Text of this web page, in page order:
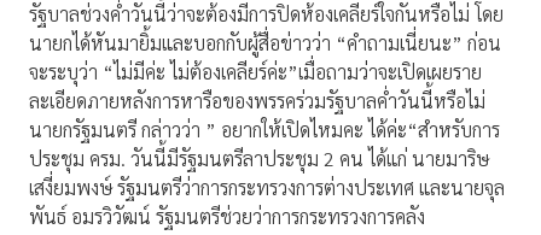
รัฐบาลช่วงค่ำวันนี้ว่าจะต้องมีการปิดห้องเคลียร์ใจกันหรือไม่ โดย
นายกได้หันมายิ้มและบอกกับผู้สื่อข่าวว่า “คำถามเนี่ยนะ” ก่อน
จะระบุว่า “ไม่มีค่ะ ไม่ต้องเคลียร์ค่ะ”เมื่อถามว่าจะเปิดเผยราย
ละเอียดภายหลังการหารือของพรรคร่วมรัฐบาลค่ำวันนี้หรือไม่
นายกรัฐมนตรี กล่าวว่า ” อยากให้เปิดไหมคะ ได้ค่ะ“สำหรับการ
ประชุม ครม. วันนี้มีรัฐมนตรีลาประชุม 2 คน ได้แก่ นายมาริษ
เสงี่ยมพงษ์ รัฐมนตรีว่าการกระทรวงการต่างประเทศ และนายจุล
พันธ์ อมรวิวัฒน์ รัฐมนตรีช่วยว่าการกระทรวงการคลัง